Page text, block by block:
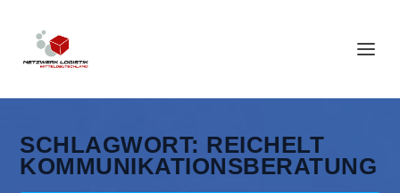
SCHLAGWORT: REICHELT
KOMMUNIKATIONSBERATUNG